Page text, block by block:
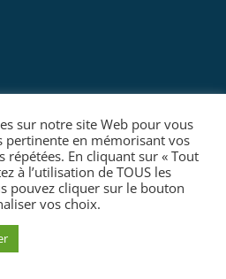
sur notre site Web pour vous
en mémorisant vos
répétées. En cliquant sur « Tout
à l’utilisation de TOUS les
pouvez cliquer sur le bouton
vos choix.